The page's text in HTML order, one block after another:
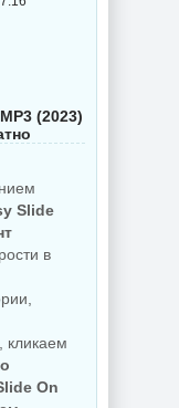
(2023)
Slide
в
кликаем
On